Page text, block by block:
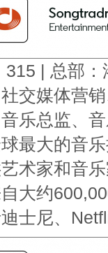
315 | 总部
交媒体营
乐总监、
最大的音
术家和音
大约
士尼、